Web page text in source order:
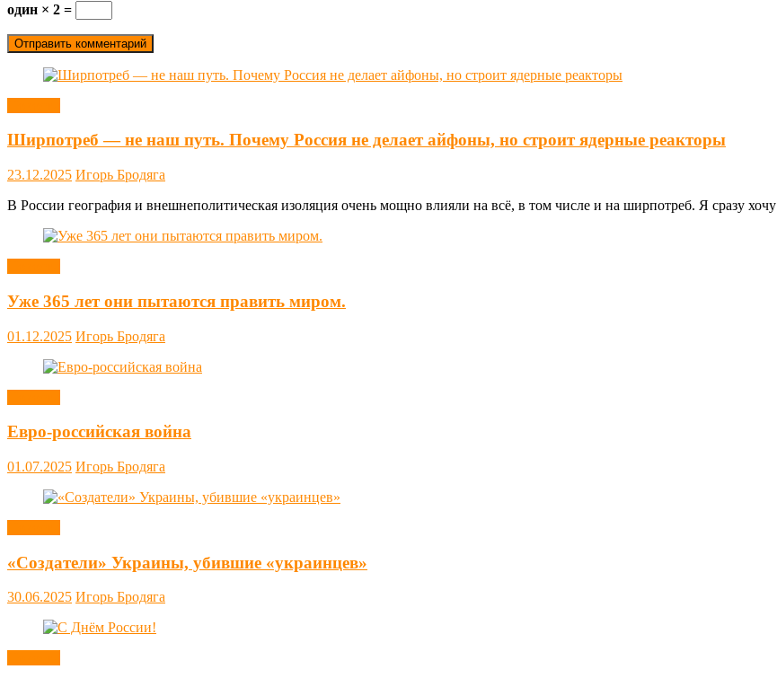
один × 2 =
Ширпотреб — не наш путь. Почему Россия не делает айфоны, но строит ядерные реакторы
23.12.2025 Игорь Бродяга
В России география и внешнеполитическая изоляция очень мощно влияли на всё, в том числе и на ширпотреб. Я сразу хочу
Уже 365 лет они пытаются править миром.
01.12.2025 Игорь Бродяга
Евро-российская война
01.07.2025 Игорь Бродяга
«Создатели» Украины, убившие «украинцев»
30.06.2025 Игорь Бродяга